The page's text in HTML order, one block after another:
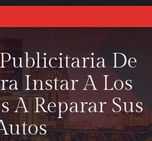
De
Instar A Los
A Reparar Sus